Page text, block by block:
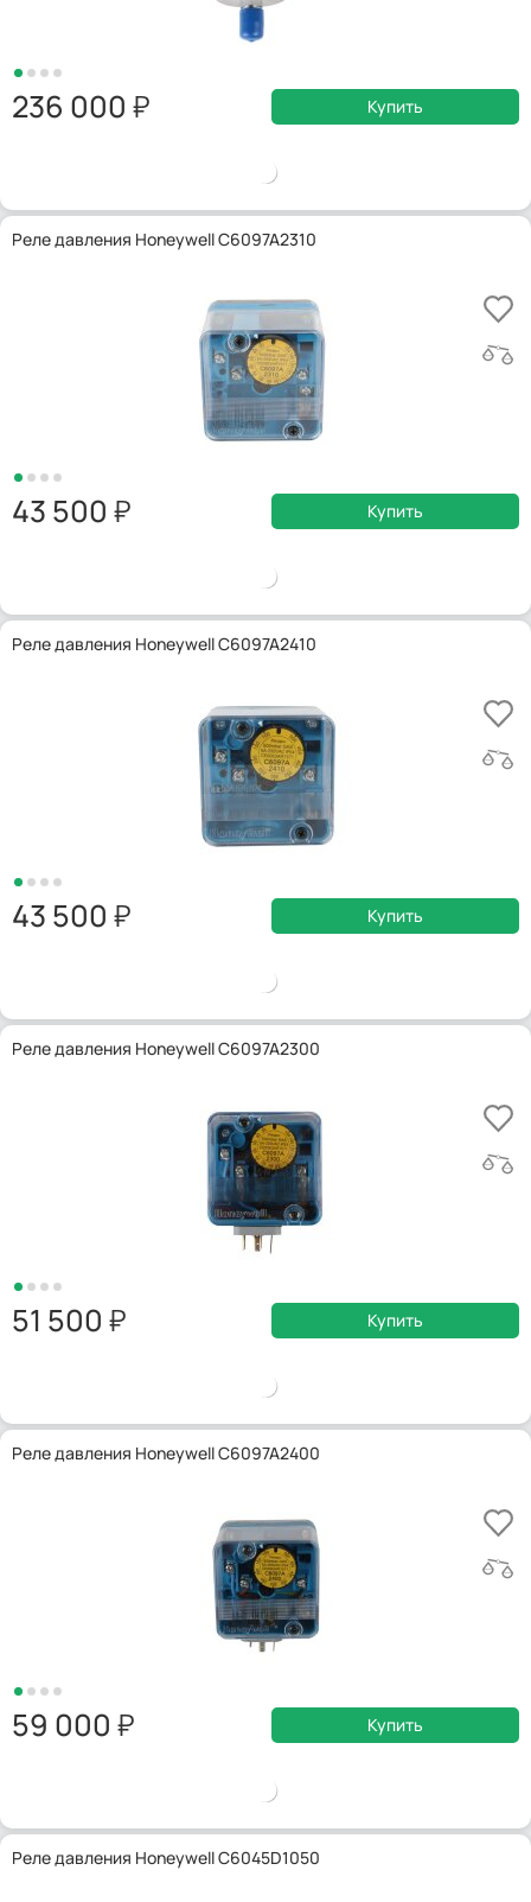
236 000 Купить
Реле давления Honeywell C6097A2310
43 500 Купить
Реле давления Honeywell C6097A2410
43 500 Купить
Реле давления Honeywell C6097A2300
51 500 Купить
Реле давления Honeywell C6097A2400
59 000 Купить
Реле давления Honeywell C6045D1050